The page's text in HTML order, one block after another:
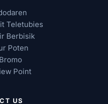
Teletubies
Berbisik
Poten
Point
US